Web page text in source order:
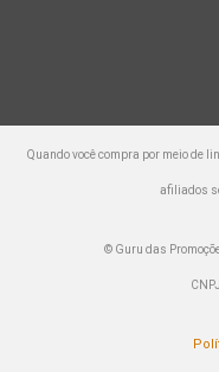
Quando você compra por meio de
afiliados
© Guru das